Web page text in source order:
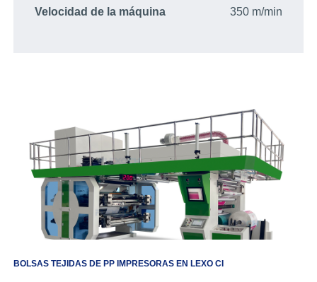
Velocidad de la máquina 350 m/min
BOLSAS TEJIDAS DE PP IMPRESORAS EN LEXO CI